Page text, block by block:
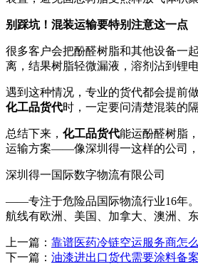
别踩坑！混装运输要特别注意这一点
很多客户会把酚醛树脂和其他设备一
离，结果树脂轻微漏液，溶剂沾到锂
遇到这种情况，专业的货代都会提前
化工品货代时，一定要问清楚混装的
总结下来， 化工品货代能运酚醛树脂
运输方案——像深圳得一这样的公司，
深圳得一国际数字物流有限公司
——专注于危险品国际物流行业16年
航线有欧洲、美国、加拿大、澳洲、
上一篇： 靠谱医药冷链空运服务商怎
下一篇： 油漆进出口货代需要涂料备